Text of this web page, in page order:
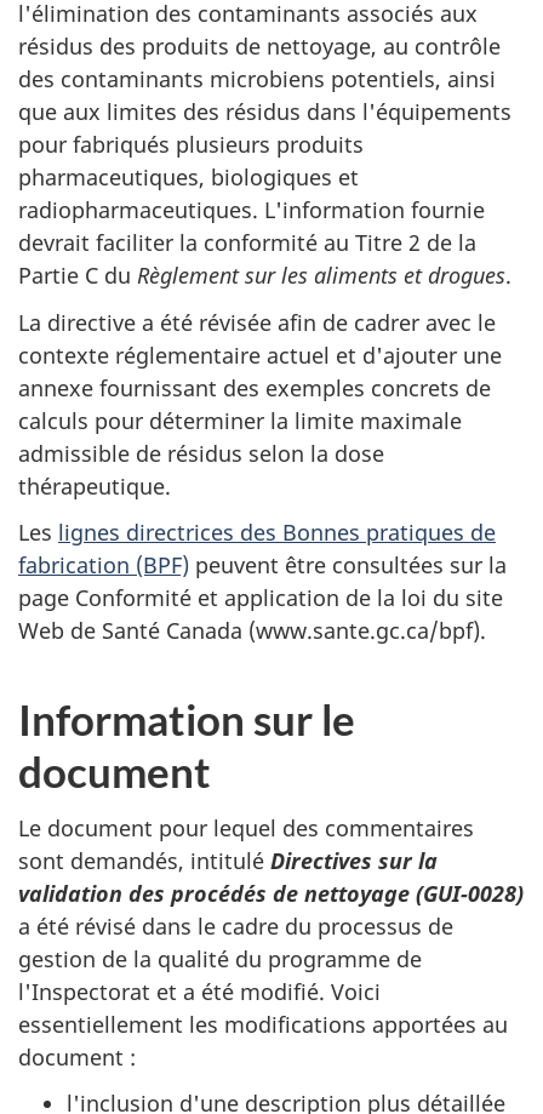
l'élimination des contaminants associés aux
résidus des produits de nettoyage, au contrôle
des contaminants microbiens potentiels, ainsi
que aux limites des résidus dans l'équipements
pour fabriqués plusieurs produits
pharmaceutiques, biologiques et
radiopharmaceutiques. L'information fournie
devrait faciliter la conformité au Titre 2 de la
Partie C du Règlement sur les aliments et drogues.
La directive a été révisée afin de cadrer avec le
contexte réglementaire actuel et d'ajouter une
annexe fournissant des exemples concrets de
calculs pour déterminer la limite maximale
admissible de résidus selon la dose
thérapeutique.
Les lignes directrices des Bonnes pratiques de
fabrication (BPF) peuvent être consultées sur la
page Conformité et application de la loi du site
Web de Santé Canada (www.sante.gc.ca/bpf).
Information sur le
document
Le document pour lequel des commentaires
sont demandés, intitulé Directives sur la
validation des procédés de nettoyage (GUI-0028)
a été révisé dans le cadre du processus de
gestion de la qualité du programme de
l'Inspectorat et a été modifié. Voici
essentiellement les modifications apportées au
document :
l'inclusion d'une description plus détaillée